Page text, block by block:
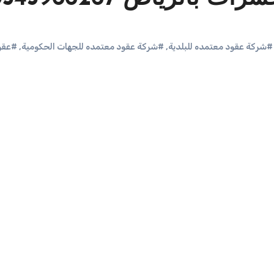
#شركة عقود معتمده للبلدية, #شركة عقود معتمده للجهات الحكومية,